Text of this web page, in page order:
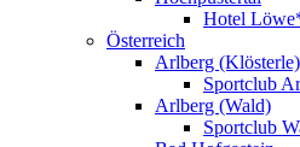
Hotel
Österreich
Arlberg (Klösterle)
Sportclub
Arlberg (Wald)
Sportclub